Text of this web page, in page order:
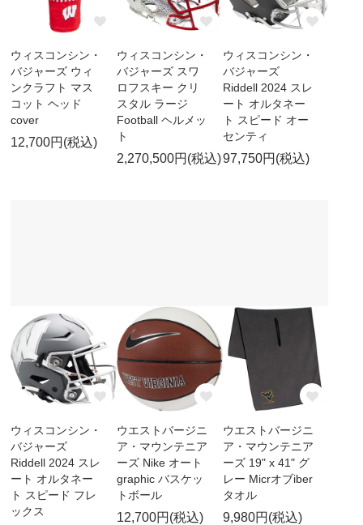
ウィスコンシン・
バジャーズ ウィ
ンクラフト マス
コット ヘッド
cover
12,700円(税込)
ウィスコンシン・
バジャーズ スワ
ロフスキー クリ
スタル ラージ
Football ヘルメッ
ト
2,270,500円(税込)
ウィスコンシン・
バジャーズ
Riddell 2024 スレ
ート オルタネー
ト スピード オー
センティ
97,750円(税込)
ウィスコンシン・
バジャーズ
Riddell 2024 スレ
ート オルタネー
ト スピード フレ
ックス
ウエストバージニ
ア・マウンテニア
ーズ Nike オート
graphic バスケッ
トボール
12,700円(税込)
ウエストバージニ
ア・マウンテニア
ーズ 19" x 41" グ
レー Micrオブiber
タオル
9,980円(税込)